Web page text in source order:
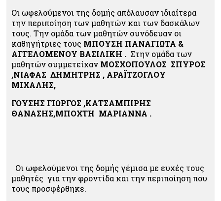
Οι ωφελούμενοι της δομής απόλαυσαν ιδιαίτερα
την περιποίηση των μαθητών και των δασκάλων
τους. Την ομάδα των μαθητών συνόδευαν οι
καθηγήτριες τους ΜΠΟΥΣΗ ΠΑΝΑΓΙΩΤΑ &
ΑΓΓΕΛΟΜΕΝΟΥ ΒΑΣΙΛΙΚΗ . Στην ομάδα των
μαθητών συμμετείχαν ΜΟΣΧΟΠΟΥΛΟΣ ΣΠΥΡΟΣ
,ΝΙΑΦΑΣ ΔΗΜΗΤΡΗΣ , ΑΡΑΪΤΖΟΓΛΟΥ
ΜΙΧΑΛΗΣ,
ΓΟΥΣΗΣ ΓΙΩΡΓΟΣ ,ΚΑΤΣΑΜΠΙΡΗΣ
ΘΑΝΑΣΗΣ,ΜΠΟΧΤΗ ΜΑΡΙΑΝΝΑ .
Οι ωφελούμενοι της δομής γέμισα με ευχές τους
μαθητές για την φροντίδα και την περιποίηση που
τους προσφέρθηκε.